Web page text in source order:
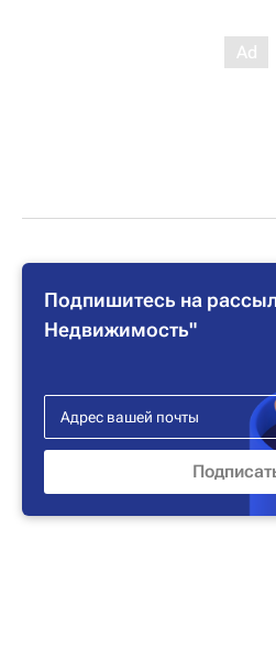
Подпишитесь на
Недвижимость"